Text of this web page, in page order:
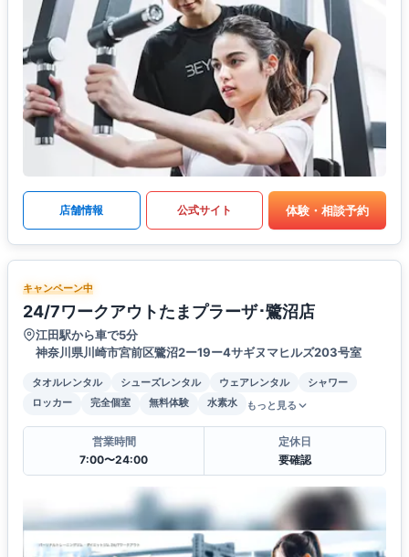
店舗情報 公式サイト 体験・相談予約
キャンペーン中
24/7ワークアウトたまプラーザ･鷺沼店
江田駅から車で5分
神奈川県川崎市宮前区鷺沼2ー19ー4サギヌマヒルズ203号室
タオルレンタル シューズレンタル ウェアレンタル
シャワー
ロッカー
完全個室 無料体験 水素水 もっと見る
営業時間
7:00〜24:00
定休日
要確認